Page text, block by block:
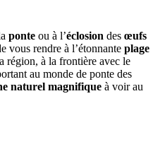
ponte ou à l’éclosion des œufs
vous rendre à l’étonnante plage
région, à la frontière avec le
au monde de ponte des
naturel magnifique à voir au